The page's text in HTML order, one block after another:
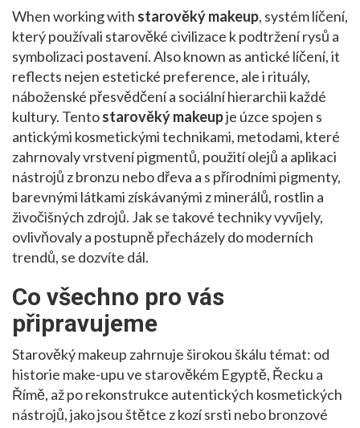
When working with starověký makeup, systém líčení,
který používali starověké civilizace k podtržení rysů a
symbolizaci postavení. Also known as antické líčení, it
reflects nejen estetické preference, ale i rituály,
náboženské přesvědčení a sociální hierarchii každé
kultury. Tentostarověký makeupje úzce spojen s
antickými kosmetickými technikami, metodami, které
zahrnovaly vrstvení pigmentů, použití olejů a aplikaci
nástrojů z bronzu nebo dřeva a s přírodními pigmenty,
barevnými látkami získávanými z minerálů, rostlin a
živočišných zdrojů. Jak se takové techniky vyvíjely,
ovlivňovaly a postupně přecházely do moderních
trendů, se dozvíte dál.
Co všechno pro vás
připravujeme
Starověký makeup zahrnuje širokou škálu témat: od
historie make-upu ve starověkém Egyptě, Řecku a
Římě, až po rekonstrukce autentických kosmetických
nástrojů, jako jsou štětce z kozí srsti nebo bronzové